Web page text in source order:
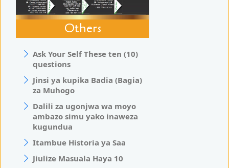
Others
Ask Your Self These ten (10)
questions
Jinsi ya kupika Badia (Bagia)
za Muhogo
Dalili za ugonjwa wa moyo
ambazo simu yako inaweza
kugundua
Itambue Historia ya Saa
Jiulize Masuala Haya 10